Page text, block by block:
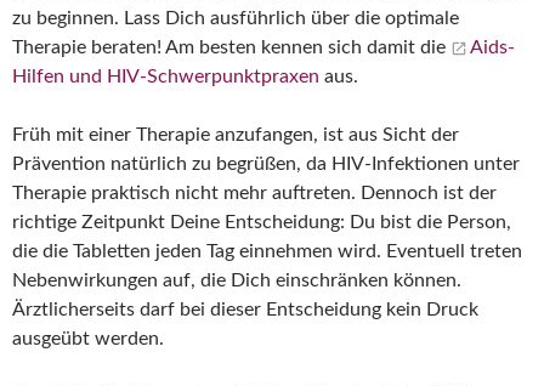
zu beginnen. Lass Dich ausführlich über die optimale
Therapie beraten! Am besten kennen sich damit die
Aids-
Hilfen und HIV-Schwerpunktpraxen aus.
Früh mit einer Therapie anzufangen, ist aus Sicht der
Prävention natürlich zu begrüßen, da HIV-Infektionen unter
Therapie praktisch nicht mehr auftreten. Dennoch ist der
richtige Zeitpunkt Deine Entscheidung: Du bist die Person,
die die Tabletten jeden Tag einnehmen wird. Eventuell treten
Nebenwirkungen auf, die Dich einschränken können.
Ärztlicherseits darf bei dieser Entscheidung kein Druck
ausgeübt werden.